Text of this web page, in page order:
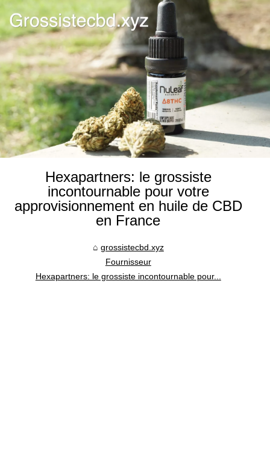
Hexapartners: le grossiste
incontournable pour votre
approvisionnement en huile de CBD
en France
grossistecbd.xyz
Fournisseur
Hexapartners: le grossiste incontournable pour...